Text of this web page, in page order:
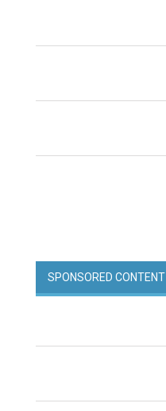
SPONSORED CONTENT